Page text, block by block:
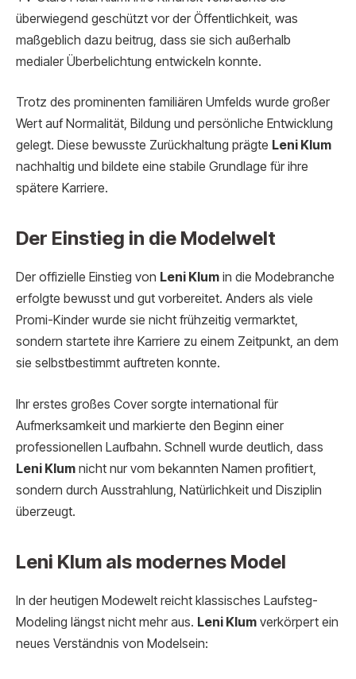
überwiegend geschützt vor der Öffentlichkeit, was
maßgeblich dazu beitrug, dass sie sich außerhalb
medialer Überbelichtung entwickeln konnte.
Trotz des prominenten familiären Umfelds wurde großer
Wert auf Normalität, Bildung und persönliche Entwicklung
gelegt. Diese bewusste Zurückhaltung prägte Leni Klum
nachhaltig und bildete eine stabile Grundlage für ihre
spätere Karriere.
Der Einstieg in die Modelwelt
Der offizielle Einstieg von Leni Klum in die Modebranche
erfolgte bewusst und gut vorbereitet. Anders als viele
Promi-Kinder wurde sie nicht frühzeitig vermarktet,
sondern startete ihre Karriere zu einem Zeitpunkt, an dem
sie selbstbestimmt auftreten konnte.
Ihr erstes großes Cover sorgte international für
Aufmerksamkeit und markierte den Beginn einer
professionellen Laufbahn. Schnell wurde deutlich, dass
Leni Klum nicht nur vom bekannten Namen profitiert,
sondern durch Ausstrahlung, Natürlichkeit und Disziplin
überzeugt.
Leni Klum als modernes Model
In der heutigen Modewelt reicht klassisches Laufsteg-
Modeling längst nicht mehr aus. Leni Klum verkörpert ein
neues Verständnis von Modelsein: